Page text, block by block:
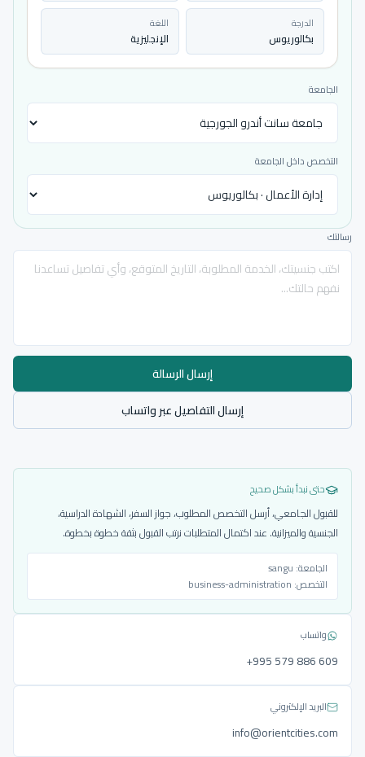
الدرجة
بكالوريوس
اللغة
الإنجليزية
الجامعة
التخصص داخل الجامعة
رسالتك
إرسال الرسالة
إرسال التفاصيل عبر واتساب
حتى نبدأ بشكل صحيح
للقبول الجامعي، أرسل التخصص المطلوب، جواز السفر، الشهادة الدراسية،
الجنسية والميزانية. عند اكتمال المتطلبات نرتب القبول بثقة خطوة بخطوة.
الجامعة: sangu
التخصص: business-administration
واتساب
‎+995 579 886 609
البريد الإلكتروني
info@orientcities.com